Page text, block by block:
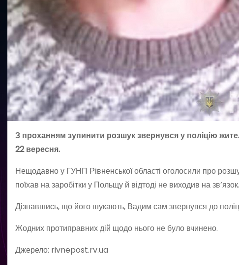
З проханням зупинити розшук звернувся у поліцію
22 вересня.
Нещодавно у ГУНП Рівненської області оголосили про
поїхав на заробітки у Польщу й відтоді не виходив на зв’язок.
Дізнавшись, що його шукають, Вадим сам звернувся до
Жодних протиправних дій щодо нього не було вчинено.
Джерело: rivnepost.rv.ua